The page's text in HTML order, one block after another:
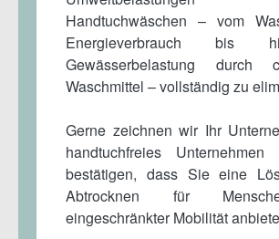
Handtuchwäschen – vom
Energieverbrauch bis
Gewässerbelastung durch
Waschmittel – vollständig zu
Gerne zeichnen wir Ihr
handtuchfreies
bestätigen, dass Sie eine
Abtrocknen für
eingeschränkter Mobilität